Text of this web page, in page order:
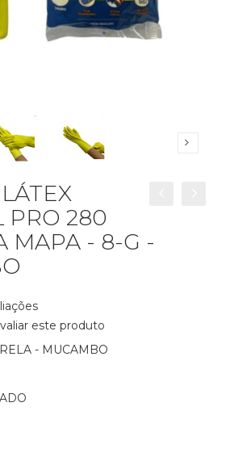
PRO 280
MAPA - 8-G -
este produto
- MUCAMBO